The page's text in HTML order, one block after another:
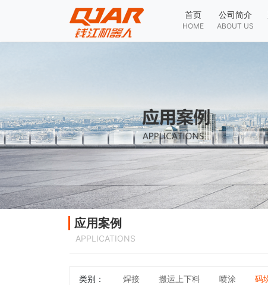
首页
HOME
公司简介
ABOUT US
应用案例
APPLICATIONS
类别： 焊接 搬运上下料 喷涂 码